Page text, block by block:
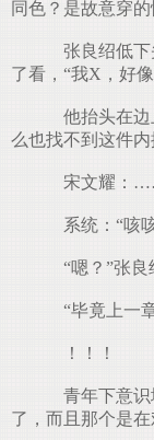
同色？是故意穿
张良绍低下
了看，“我X，
他抬头在边
么也找不到这件
宋文耀：
系统：“咳
“嗯？”张良
“毕竟上一
！！！
青年下意识
了，而且那个是